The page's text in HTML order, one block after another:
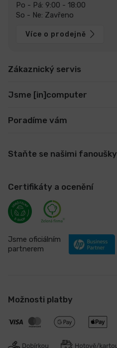
Po - Pá: 9:00 - 18:00
So - Ne: Zavřeno
Více o prodejně
Zákaznický servis
Jsme [in]computer
Poradíme vám
Staňte se našimi fanoušky
Certifikáty a ocenění
Jsme oficiálním
partnerem
Možnosti platby